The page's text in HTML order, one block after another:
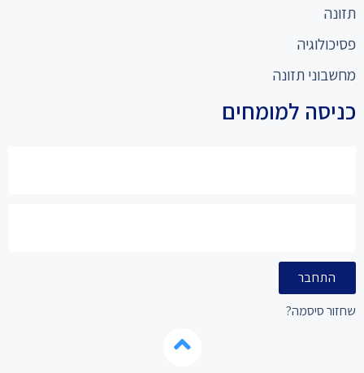
תזונה
פסיכולוגיה
מחשבוני תזונה
כניסה למומחים
התחבר
שחזור סיסמה?